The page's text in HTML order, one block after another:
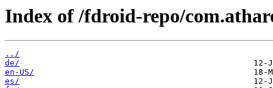
Index of /fdroid-repo/
../
de/
en-US/
es/